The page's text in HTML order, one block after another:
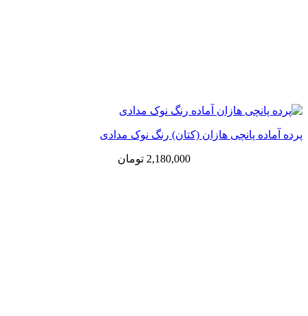
پرده آماده پانچی هازان (کتان) رنگ نوک مدادی
2,180,000 تومان